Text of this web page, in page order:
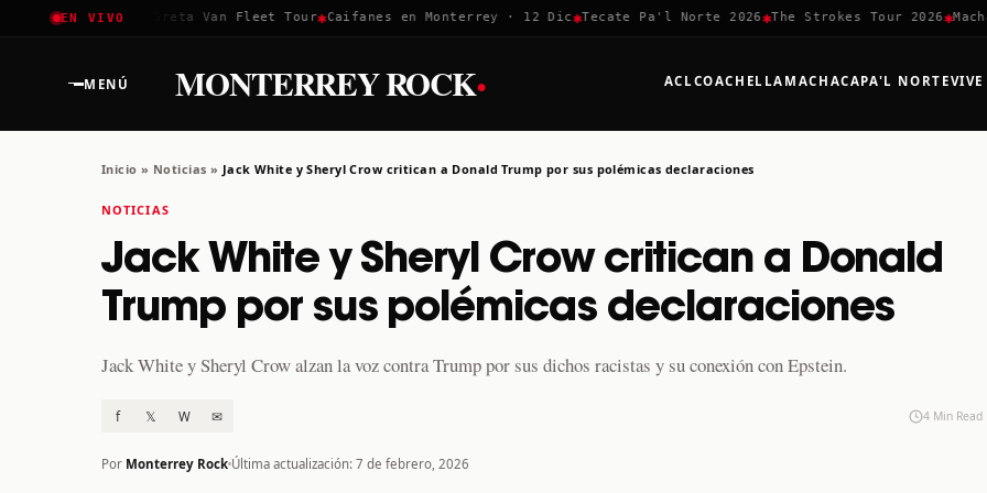
EN VIVO
Coachella 2026✱ Greta Van Fleet Tour✱Caifanes en Monterrey · 12 Dic ✱Tecate Pa'l Norte 2026✱The Strokes Tour 2026✱
MENÚ MONTERREY ROCK· ACLCOACHELLA MACHACAPA'L NORTE
Inicio » Noticias » Jack White y Sheryl Crow critican a Donald Trump por sus polémicas declaraciones
NOTICIAS
Jack White y Sheryl Crow critican a Donald
Trump por sus polémicas declaraciones
Jack White y Sheryl Crow alzan la voz contra Trump por sus dichos racistas y su conexión con Epstein.
f 𝕏 W ✉ 4 Min Read
Por Monterrey Rock Última actualización: 7 de febrero, 2026